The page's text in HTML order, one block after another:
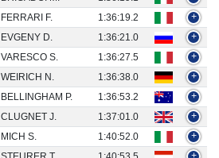
FERRARI F. 1:36:19.2
+
EVGENY D. 1:36:21.0
+
VARESCO S. 1:36:27.5
+
WEIRICH N. 1:36:38.0
+
BELLINGHAM P. 1:36:53.2
+
CLUGNET J. 1:37:01.0
+
MICH S. 1:40:52.0
+